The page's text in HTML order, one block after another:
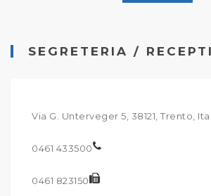
SEGRETERIA /
Via G. Unterveger 5, 38121, Trento,
0461 433500
0461 823150